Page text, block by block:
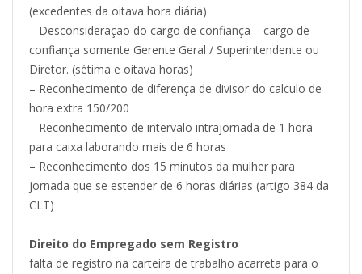
(excedentes da oitava hora diária)
– Desconsideração do cargo de confiança – cargo de
confiança somente Gerente Geral / Superintendente ou
Diretor. (sétima e oitava horas)
– Reconhecimento de diferença de divisor do calculo de
hora extra 150/200
– Reconhecimento de intervalo intrajornada de 1 hora
para caixa laborando mais de 6 horas
– Reconhecimento dos 15 minutos da mulher para
jornada que se estender de 6 horas diárias (artigo 384 da
CLT)
Direito do Empregado sem Registro
falta de registro na carteira de trabalho acarreta para o